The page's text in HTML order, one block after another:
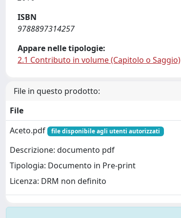
ISBN
9788897314257
Appare nelle tipologie:
2.1 Contributo in volume (Capitolo o Saggio)
File in questo prodotto:
File
Aceto.pdf
file disponibile agli utenti autorizzati
Descrizione: documento pdf
Tipologia: Documento in Pre-print
Licenza: DRM non definito